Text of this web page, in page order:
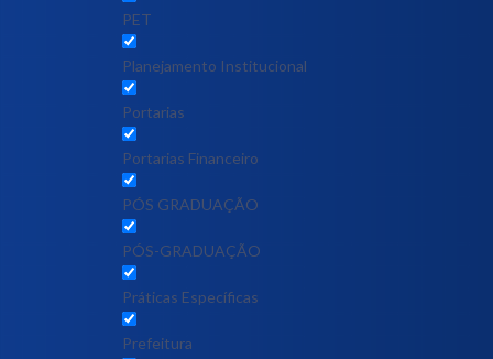
PET
Planejamento Institucional
Portarias
Portarias Financeiro
PÓS GRADUAÇÃO
PÓS-GRADUAÇÃO
Práticas Específicas
Prefeitura